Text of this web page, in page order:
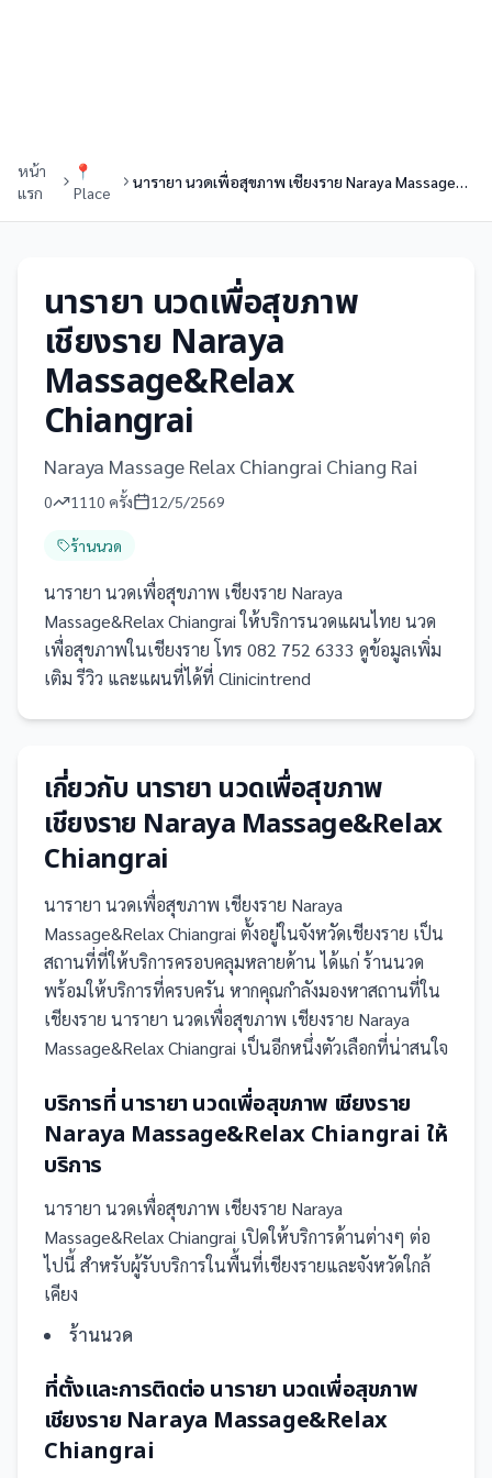
หน้า
แรก
📍
Place
นารายา นวดเพื่อสุขภาพ เชียงราย Naraya Massage&Relax Chiangrai
นารายา นวดเพื่อสุขภาพ
เชียงราย Naraya
Massage&Relax
Chiangrai
Naraya Massage Relax Chiangrai Chiang Rai
0 1110 ครั้ง 12/5/2569
ร้านนวด
นารายา นวดเพื่อสุขภาพ เชียงราย Naraya
Massage&Relax Chiangrai ให้บริการนวดแผนไทย นวด
เพื่อสุขภาพในเชียงราย โทร 082 752 6333 ดูข้อมูลเพิ่ม
เติม รีวิว และแผนที่ได้ที่ Clinicintrend
เกี่ยวกับ นารายา นวดเพื่อสุขภาพ
เชียงราย Naraya Massage&Relax
Chiangrai
นารายา นวดเพื่อสุขภาพ เชียงราย Naraya
Massage&Relax Chiangrai ตั้งอยู่ในจังหวัดเชียงราย เป็น
สถานที่ที่ให้บริการครอบคลุมหลายด้าน ได้แก่ ร้านนวด
พร้อมให้บริการที่ครบครัน หากคุณกำลังมองหาสถานที่ใน
เชียงราย นารายา นวดเพื่อสุขภาพ เชียงราย Naraya
Massage&Relax Chiangrai เป็นอีกหนึ่งตัวเลือกที่น่าสนใจ
บริการที่ นารายา นวดเพื่อสุขภาพ เชียงราย
Naraya Massage&Relax Chiangrai ให้
บริการ
นารายา นวดเพื่อสุขภาพ เชียงราย Naraya
Massage&Relax Chiangrai เปิดให้บริการด้านต่างๆ ต่อ
ไปนี้ สำหรับผู้รับบริการในพื้นที่เชียงรายและจังหวัดใกล้
เคียง
ร้านนวด
ที่ตั้งและการติดต่อ นารายา นวดเพื่อสุขภาพ
เชียงราย Naraya Massage&Relax
Chiangrai